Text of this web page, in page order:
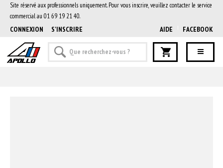
Site réservé aux professionnels uniquement. Pour vous inscrire, veuillez contacter le service
commercial au 01 69 19 21 40.
CONNEXION S'INSCRIRE AIDE FACEBOOK